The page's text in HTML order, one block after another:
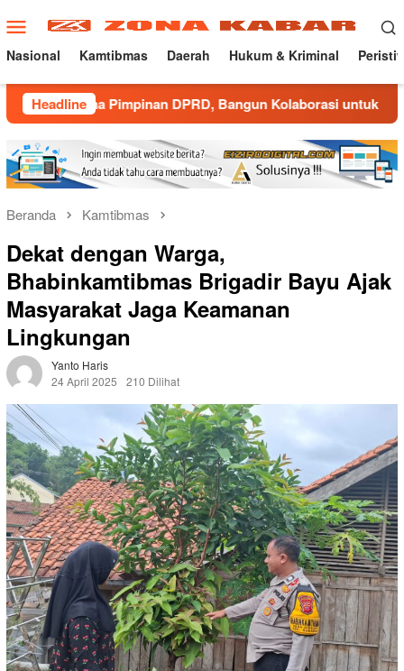
ke
konten
Menu
Mobile
Nasional Kamtibmas Daerah Hukum & Kriminal
Headline
Pimpinan DPRD, Bangun Kolaborasi untuk Majalengka
Beranda Kamtibmas
Dekat dengan Warga,
Bhabinkamtibmas Brigadir Bayu Ajak
Masyarakat Jaga Keamanan
Lingkungan
Yanto Haris
24 April 2025
210 Dilihat